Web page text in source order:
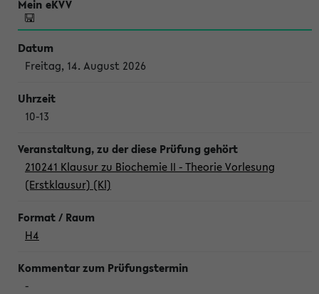
Freitag, 14. August 2026
10-13
210241 Klausur zu Biochemie II - Theorie Vorlesung
(Erstklausur) (Kl)
H4
-